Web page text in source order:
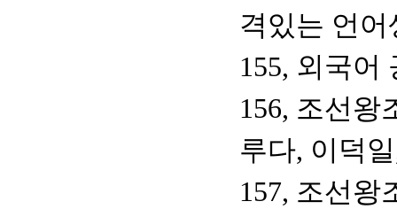
격있는 언
155, 외국어
156, 조선왕
루다, 이덕
157, 조선왕